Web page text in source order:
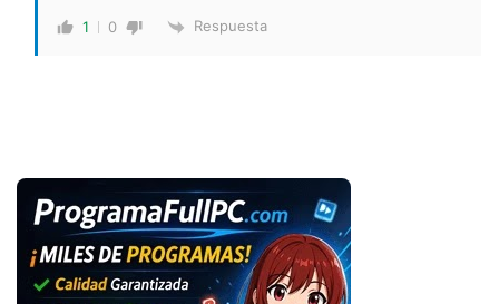
1 0 Respuesta